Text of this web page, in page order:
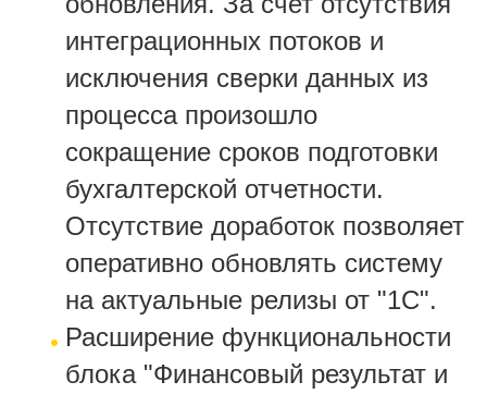
интеграционных потоков и
исключения сверки данных из
процесса произошло
сокращение сроков подготовки
бухгалтерской отчетности.
Отсутствие доработок позволяет
оперативно обновлять систему
на актуальные релизы от "1С".
Расширение функциональности
блока "Финансовый результат и